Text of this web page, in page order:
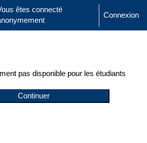
la saisie de recherche
êtes connecté
Connexion
pas disponible pour les étudiants
Continuer